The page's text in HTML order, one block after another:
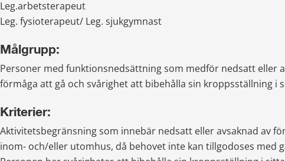
Leg.arbetsterapeut
Leg. fysioterapeut/ Leg. sjukgymnast
Målgrupp:
Personer med funktionsnedsättning som medför nedsatt eller
förmåga att gå och svårighet att bibehålla sin kroppsställning i
Kriterier:
Aktivitetsbegränsning som innebär nedsatt eller avsaknad av
inom- och/eller utomhus, då behovet inte kan tillgodoses med